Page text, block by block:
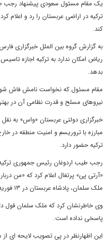
یک مقام مسئول سعودی پیشنهاد رجب
ترکیه در اراضی عربستان را رد و اعلام
کند.
به گزارش گروه بین الملل خبرگزاری
بدهد.
مقام مسئول که نخواست نامش فاش شود،
نیروهای مسلح و قدرت نظامی آن در
خبرگزاری دولتی عربستان «واس» به
مبارزه با تروریسم و امنیت منطقه در
ترکیه حضور دارد.
رجب طیب اردوغان رئیس جمهوری
«آرتی پی» پرتغال اعلام کرد که «من
ملک سلمان، پادشاه عربستان در ۱۳ فوریه ۲۰۱۷ صحبت کردم.»
وی خاطرنشان کرد که ملک سلمان قول
پاسخی نداده است.